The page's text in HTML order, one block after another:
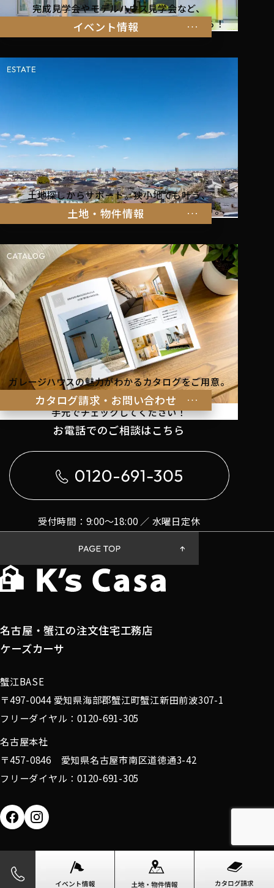
イベント情報
完成見学会やモデルハウス見学会など、
暮らしを体感できるイベント情報はこちらから！
土地・物件情報
土地探しからサポート。狭小地でも叶う、
家族の暮らしにぴったりな物件をご紹介します。
カタログ請求・お問い合わせ
ガレージハウスの魅力がわかるカタログをご用意。
理想の暮らしのヒントを
手元でチェックしてください！
お電話でのご相談はこちら
受付時間：9:00〜18:00 ／ 水曜日定休
名古屋・蟹江の注文住宅工務店
ケーズカーサ
蟹江BASE
〒497-0044 愛知県海部郡蟹江町蟹江新田前波307-1
フリーダイヤル：0120-691-305
名古屋本社
〒457-0846 愛知県名古屋市南区道徳通3-42
フリーダイヤル：0120-691-305